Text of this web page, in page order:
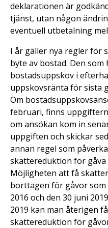
deklarationen är
tjänst, utan någon
eventuell utbetalning
I år gäller nya regler för
byte av bostad. Den
bostadsuppskov i
uppskovsränta för sista
Om
februari, finns
om ansökan kom in
uppgiften och skickar
annan regel som
skattereduktion för gåva
Möjligheten att få
borttagen för gåvor som
2016 och den 30 juni
2019 kan man återigen
skattereduktion för